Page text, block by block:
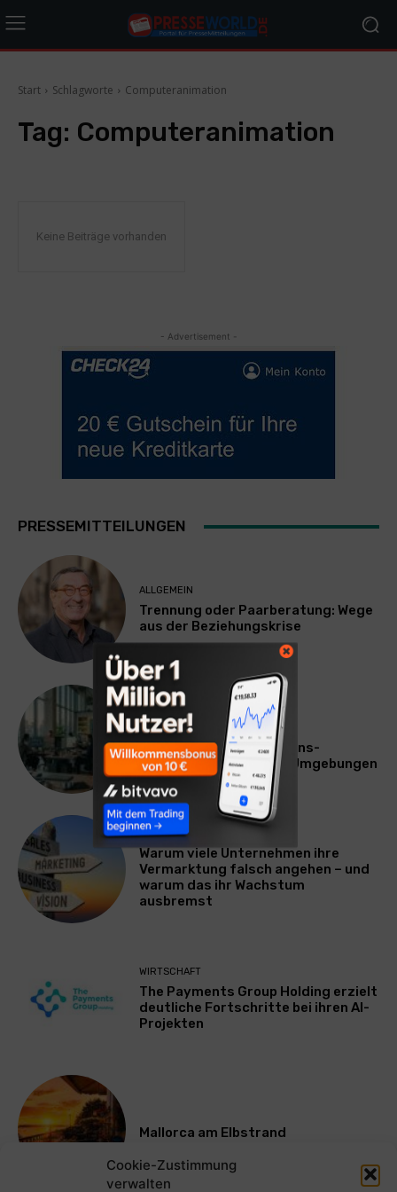
Cookie-Zustimmung
verwalten
Start Schlagworte Computeranimation
Tag: Computeranimation
Keine Beiträge vorhanden
- Advertisement -
PRESSEMITTEILUNGEN
ALLGEMEIN
Trennung oder Paarberatung: Wege
aus der Beziehungskrise
TECHNIK
SourcingBlox startet
CentaurNexus: Operations-
Plattform für Zscaler-Umgebungen
WERBUNG & MARKETING
Warum viele Unternehmen ihre
Vermarktung falsch angehen – und
warum das ihr Wachstum
ausbremst
WIRTSCHAFT
The Payments Group Holding erzielt
deutliche Fortschritte bei ihren AI-
Projekten
Mallorca am Elbstrand